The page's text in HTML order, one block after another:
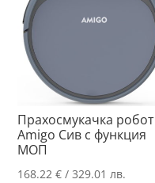
Прахосмукачка робот
Amigo Сив с функция
МОП
168.22€ / 329.01 лв.